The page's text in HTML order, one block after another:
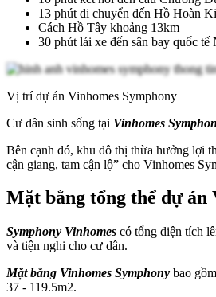
13 phút di chuyển đến Hồ Hoàn
Cách Hồ Tây khoảng 13km
30 phút lái xe đến sân bay quốc tế
Vị trí dự án Vinhomes Symphony
Cư dân sinh sống tại Vinhomes
Bên cạnh đó, khu đô thị thừa hưởng lợi
cận giang, tam cận lộ” cho Vinhomes
Mặt bằng tổng thể dự án
Symphony Vinhomes có tổng diện tích
và tiện nghi cho cư dân.
Mặt bằng Vinhomes Symphony bao
37 - 119.5m2.